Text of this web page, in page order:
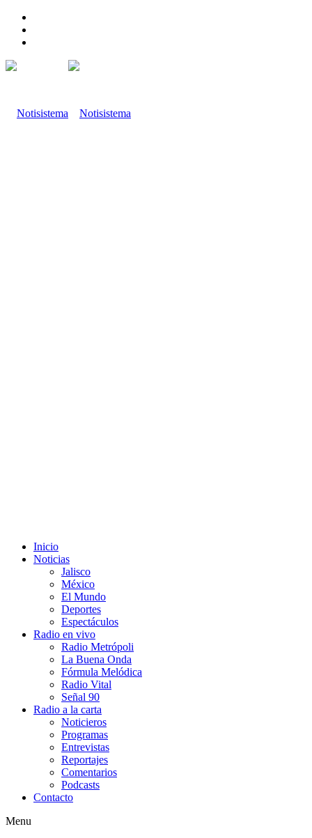
Inicio
Noticias
Jalisco
México
El Mundo
Deportes
Espectáculos
Radio en vivo
Radio Metrópoli
La Buena Onda
Fórmula Melódica
Radio Vital
Señal 90
Radio a la carta
Noticieros
Programas
Entrevistas
Reportajes
Comentarios
Podcasts
Contacto
Menu